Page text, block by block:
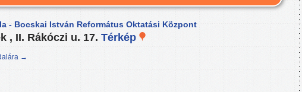
- Bocskai István Református Oktatási Központ
, II. Rákóczi u. 17. Térkép
→